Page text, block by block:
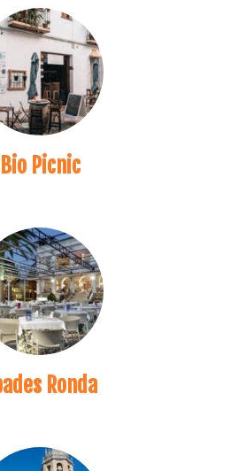
Bio Picnic
Ronda